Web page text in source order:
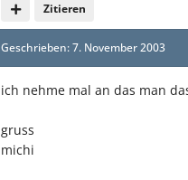
Zitieren
Geschrieben:7. November 2003
ich nehme mal an das man
gruss
michi